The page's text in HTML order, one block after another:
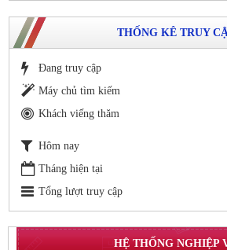
THỐNG KÊ TRUY
Đang truy cập
Máy chủ tìm kiếm
Khách viếng thăm
Hôm nay
Tháng hiện tại
Tổng lượt truy cập
HỆ THỐNG NGHIỆP